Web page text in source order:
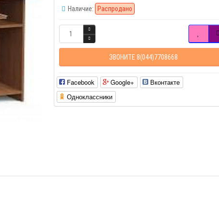
Наличие: Распродано
ЗВОНИТЕ 8(044)7708668
Facebook Google+
Вконтакте
Одноклассники